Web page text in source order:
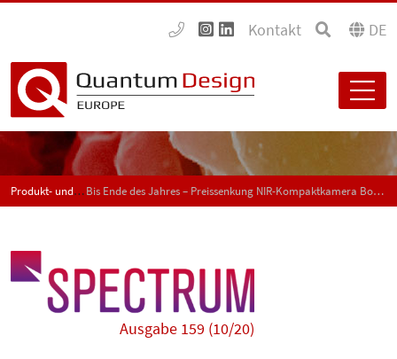
Kontakt DE
Produkt- und Anwendungsneuigkeiten - SPECTRUM Bis Ende des Jahres – Preissenkung NIR-Kompaktkamera Bobcat 100 GigE!
Ausgabe 159 (10/20)